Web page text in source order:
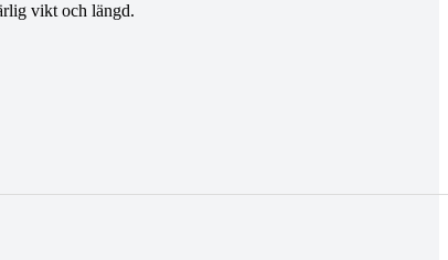
vikt och längd.